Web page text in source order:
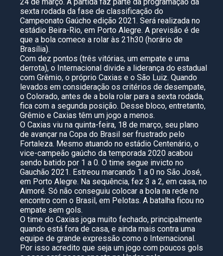
sexta rodada da fase de classificação do
Campeonato Gaúcho edição 2021. Será realizada no
estádio Beira-Rio, em Porto Alegre. A previsão é de
que a bola comece a rolar às 21h30 (horário de
Brasília).
Com dez pontos (três vitórias, um empate e uma
derrota), o Internacional divide a liderança do estadual
com Grêmio, o próprio Caxias e o São Luiz. Quando
levados em consideração os critérios de desempate,
o Colorado, antes de a bola rolar para a sexta rodada,
fica com a segunda posição. Desse bloco, entretanto,
Grêmio e Caxias têm um jogo a menos.
O Caxias viu na quinta-feira, 18 de março, seu plano
de avançar na Copa do Brasil ser frustrado pelo
Fortaleza. Mesmo atuando no estádio Centenário, o
vice-campeão gaúcho da temporada 2020 acabou
sendo batido por 1 a 0. O time segue invicto no
Gauchão 2021. Estreou marcando 1 a 0 no São José,
em Porto Alegre. Na sequência, fez 3 a 2, em casa, no
Aimoré. Só não conseguiu colocar a bola na rede no
encontro com o Brasil, em Pelotas. A batalha ficou no
empate sem gols.
O time do Caxias joga muito fechado, principalmente
quando está fora de casa, e ainda mais contra uma
equipe de grande expressão como o Internacional.
Por isso acredito que seja um jogo com poucos gols